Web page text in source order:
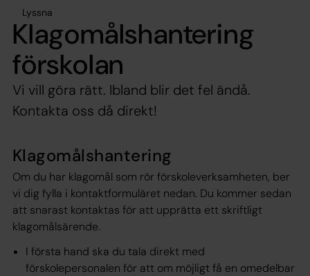
Lyssna
Klagomålshantering
förskolan
Vi vill göra rätt. Ibland blir det fel ändå.
Kontakta oss då direkt!
Klagomålshantering
Om du har klagomål som rör förskoleverksamheten, ber
vi dig fylla i kontaktformuläret nedan. Du kommer sedan
att snarast kontaktas för att upprätta ett skriftligt
klagomålsärende.
I första hand ska du tala direkt med
förskolepersonalen för att om möjligt få en omedelbar